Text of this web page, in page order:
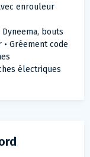
enrouleur
bouts
Gréement code
électriques